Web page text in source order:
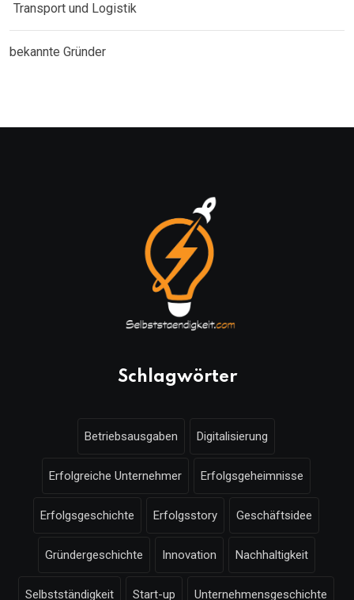
Transport und Logistik
bekannte Gründer
Schlagwörter
Betriebsausgaben Digitalisierung
Erfolgreiche Unternehmer Erfolgsgeheimnisse
Erfolgsgeschichte Erfolgsstory Geschäftsidee
Gründergeschichte Innovation Nachhaltigkeit
Selbstständigkeit Start-up Unternehmensgeschichte